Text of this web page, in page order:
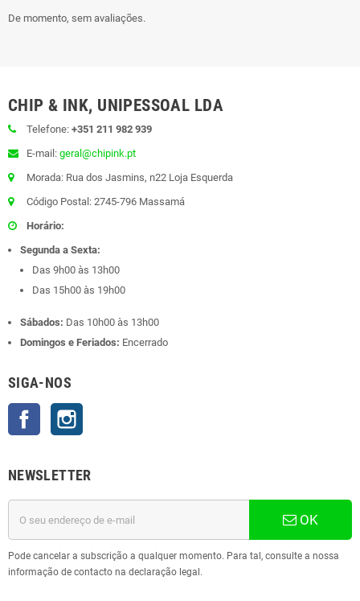
De momento, sem avaliações.
CHIP & INK, UNIPESSOAL LDA
Telefone: +351 211 982 939
E-mail: geral@chipink.pt
Morada: Rua dos Jasmins, n22 Loja Esquerda
Código Postal: 2745-796 Massamá
Horário:
Segunda a Sexta:
Das 9h00 às 13h00
Das 15h00 às 19h00
Sábados: Das 10h00 às 13h00
Domingos e Feriados: Encerrado
SIGA-NOS
Facebook
NEWSLETTER
OK
Pode cancelar a subscrição a qualquer momento. Para tal, consulte a nossa
informação de contacto na declaração legal.